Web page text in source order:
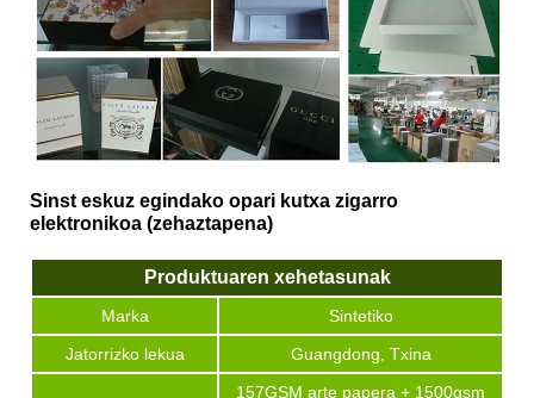
Sinst eskuz egindako opari kutxa zigarro
elektronikoa (zehaztapena)
Produktuaren xehetasunak
Marka
Sintetiko
Jatorrizko lekua
Guangdong, Txina
157GSM arte papera + 1500gsm